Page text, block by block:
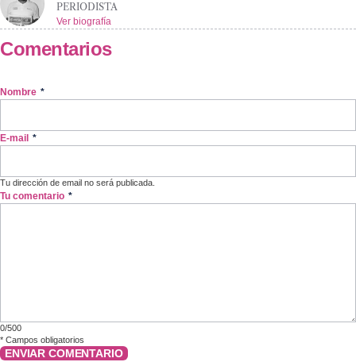
PERIODISTA
Ver biografía
Comentarios
Nombre *
E-mail *
Tu dirección de email no será publicada.
Tu comentario *
0/500
* Campos obligatorios
ENVIAR COMENTARIO